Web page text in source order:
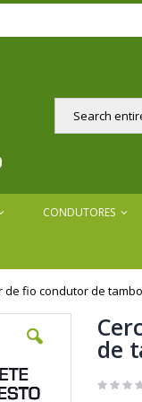
Pesquisar
CONDUTORES
de fio condutor de
de